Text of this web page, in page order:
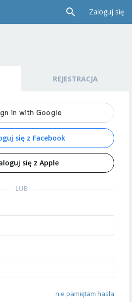
Zaloguj się
REJESTRACJA
się z Facebook
się z Apple
LUB
nie pamiętam hasła